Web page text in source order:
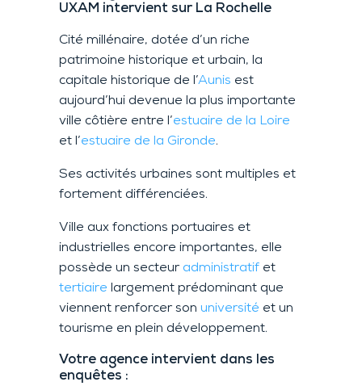
UXAM intervient sur La Rochelle
Cité millénaire, dotée d’un riche
patrimoine historique et urbain, la
capitale historique de l’Aunis est
aujourd’hui devenue la plus importante
ville côtière entre l’estuaire de la Loire
et l’estuaire de la Gironde.
Ses activités urbaines sont multiples et
fortement différenciées.
Ville aux fonctions portuaires et
industrielles encore importantes, elle
possède un secteur administratifet
tertiaire largement prédominant que
viennent renforcer son université et un
tourisme en plein développement.
Votre agence intervient dans les
enquêtes :